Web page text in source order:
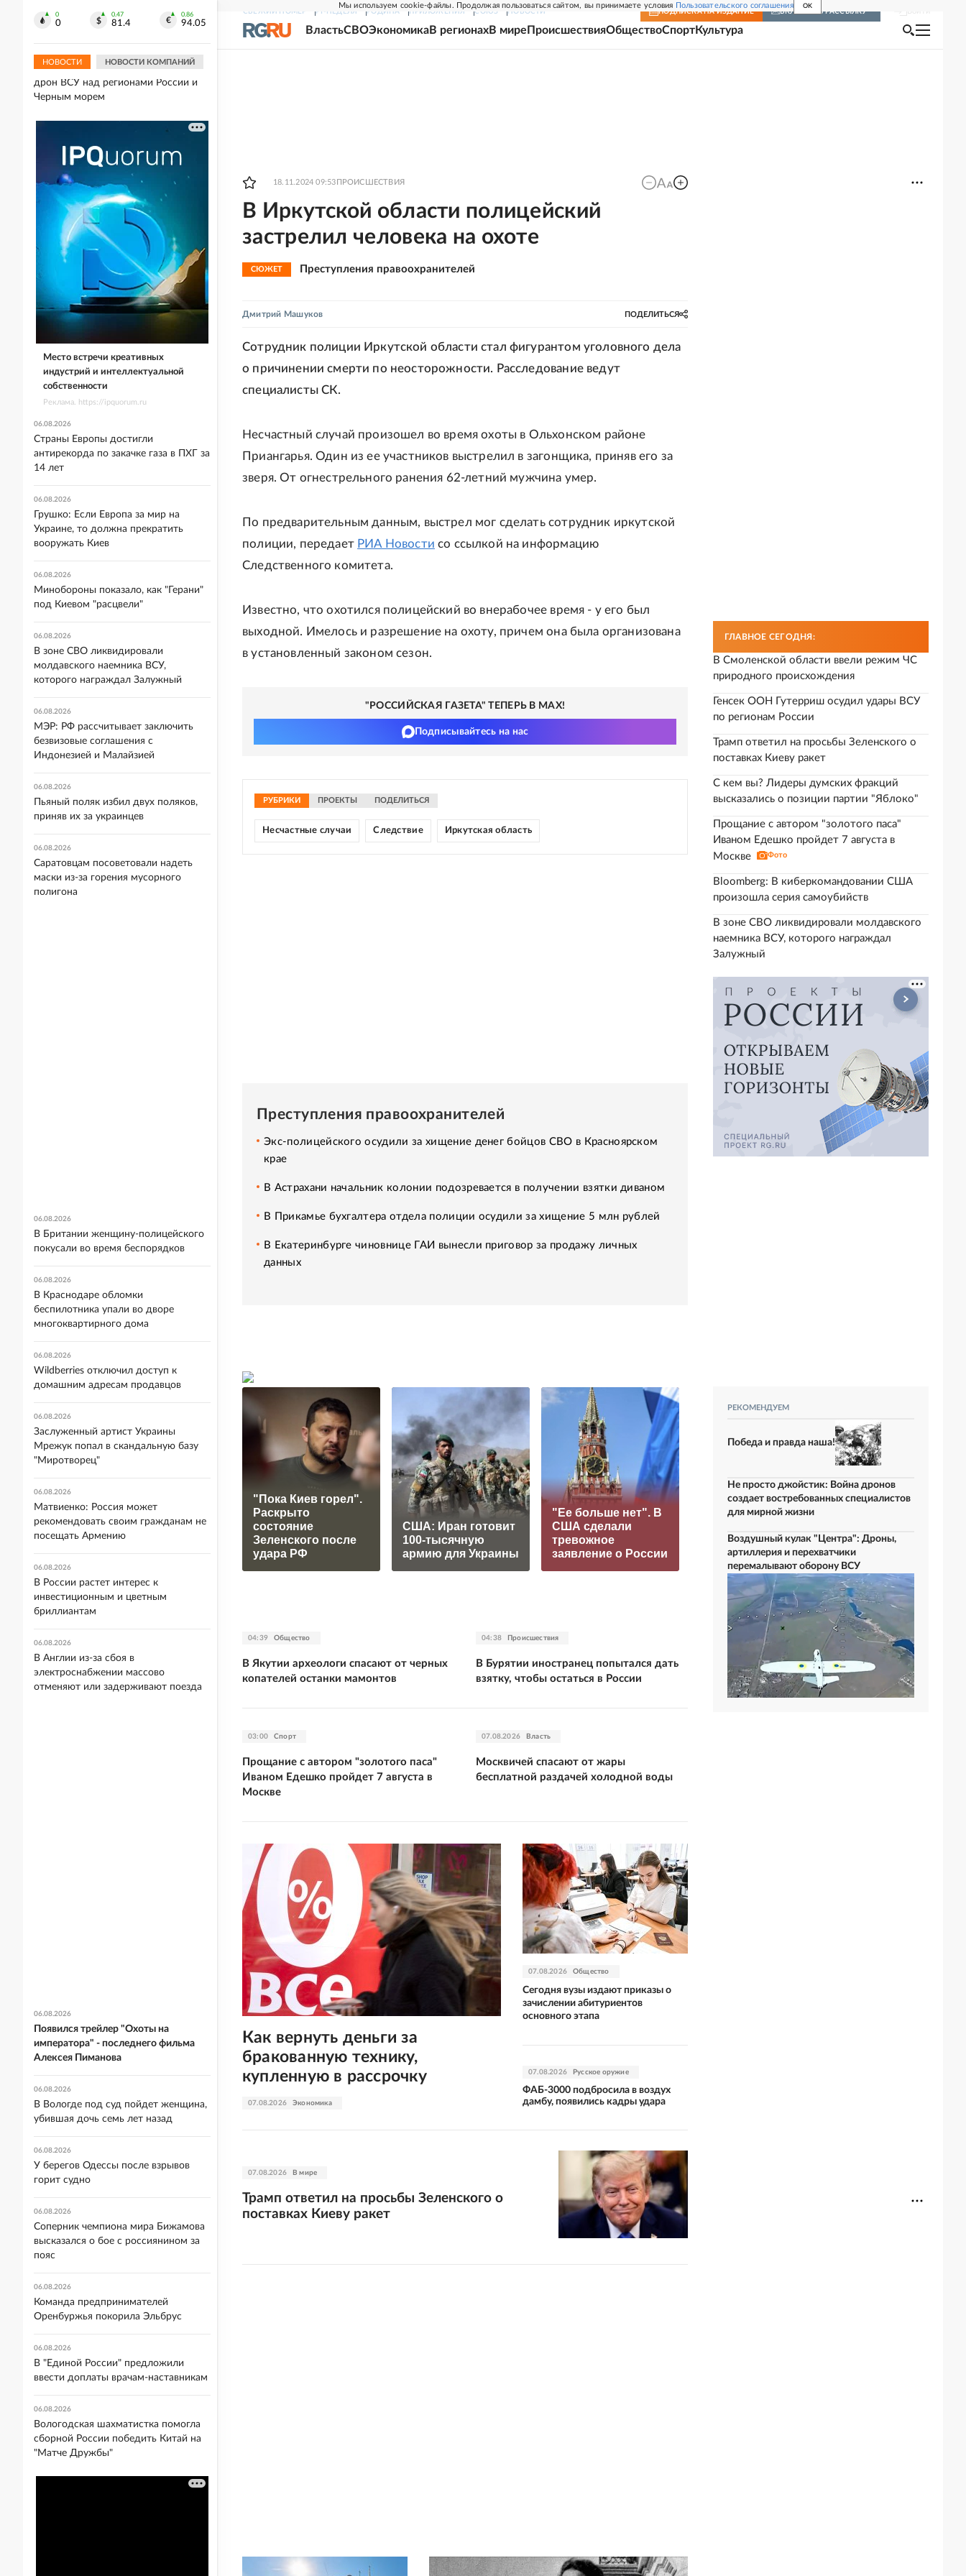
Мы используем cookie-файлы. Продолжая пользоваться сайтом, вы принимаете условия Пользовательского соглашения OK
СВЕЖИЙ НОМЕР РГ-НЕДЕЛЯ РОДИНА ПРИЛОЖЕНИЯ СОЮЗ НОВОСТИ ПОДПИСКА НА ИЗДАНИЕ ВКЛЮЧИТЬ РАССЫЛКУ
ВластьСВОЭкономикаВ регионахВ мире ПроисшествияОбществоСпортКультура
18.11.2024 09:53 ПРОИСШЕСТВИЯ
В Иркутской области полицейский
застрелил человека на охоте
СЮЖЕТ Преступления правоохранителей
Дмитрий Машуков ПОДЕЛИТЬСЯ
Сотрудник полиции Иркутской области стал фигурантом уголовного дела
о причинении смерти по неосторожности. Расследование ведут
специалисты СК.
Несчастный случай произошел во время охоты в Ольхонском районе
Приангарья. Один из ее участников выстрелил в загонщика, приняв его за
зверя. От огнестрельного ранения 62-летний мужчина умер.
По предварительным данным, выстрел мог сделать сотрудник иркутской
полиции, передает РИА Новости со ссылкой на информацию
Следственного комитета.
Известно, что охотился полицейский во внерабочее время - у его был
выходной. Имелось и разрешение на охоту, причем она была организована
в установленный законом сезон.
"РОССИЙСКАЯ ГАЗЕТА" ТЕПЕРЬ В MAX!
Подписывайтесь на нас
РУБРИКИ ПРОЕКТЫ ПОДЕЛИТЬСЯ
Несчастные случаи Следствие Иркутская область
Преступления правоохранителей
Экс-полицейского осудили за хищение денег бойцов СВО в Красноярском
крае
В Астрахани начальник колонии подозревается в получении взятки диваном
В Прикамье бухгалтера отдела полиции осудили за хищение 5 млн рублей
В Екатеринбурге чиновнице ГАИ вынесли приговор за продажу личных
данных
"Пока Киев горел".
Раскрыто
состояние
Зеленского после
удара РФ
США: Иран готовит
100-тысячную
армию для Украины
"Ее больше нет". В
США сделали
тревожное
заявление о России
«Это конец всего»:
Захарова
а фестиваль в
Юрмале
заявление о
завершении СВО
04:39 Общество
В Якутии археологи спасают от черных
копателей останки мамонтов
04:38 Происшествия
В Бурятии иностранец попытался дать
взятку, чтобы остаться в России
03:00 Спорт
Прощание с автором "золотого паса"
Иваном Едешко пройдет 7 августа в
Москве
07.08.2026 Власть
Москвичей спасают от жары
бесплатной раздачей холодной воды
07.08.2026 Экономика
Как вернуть деньги за
бракованную технику,
купленную в рассрочку
07.08.2026 Общество
Сегодня вузы издают приказы о
зачислении абитуриентов
основного этапа
07.08.2026 Русское оружие
ФАБ-3000 подбросила в воздух
дамбу, появились кадры удара
07.08.2026 В мире
Трамп ответил на просьбы Зеленского о
поставках Киеву ракет
ГЛАВНОЕ СЕГОДНЯ:
В Смоленской области ввели режим ЧС
природного происхождения
Генсек ООН Гутерриш осудил удары ВСУ
по регионам России
Трамп ответил на просьбы Зеленского о
поставках Киеву ракет
С кем вы? Лидеры думских фракций
высказались о позиции партии "Яблоко"
Прощание с автором "золотого паса"
Иваном Едешко пройдет 7 августа в
Москве
Фото
Bloomberg: В киберкомандовании США
произошла серия самоубийств
В зоне СВО ликвидировали молдавского
наемника ВСУ, которого награждал
Залужный
РЕКОМЕНДУЕМ
Победа и правда наша!
Не просто джойстик: Война дронов
создает востребованных специалистов
для мирной жизни
Воздушный кулак "Центра": Дроны,
артиллерия и перехватчики
перемалывают оборону ВСУ
0
0
0.47
81.4
0.86
94.05
НОВОСТИ НОВОСТИ КОМПАНИЙ
добропольском направлении
06.08.2026
Средства ПВО сбили за день 281
дрон ВСУ над регионами России и
Черным морем
Место встречи креативных
индустрий и интеллектуальной
собственности
Реклама. https://ipquorum.ru
06.08.2026
Страны Европы достигли
антирекорда по закачке газа в ПХГ за
14 лет
06.08.2026
Грушко: Если Европа за мир на
Украине, то должна прекратить
вооружать Киев
06.08.2026
Минобороны показало, как "Герани"
под Киевом "расцвели"
06.08.2026
В зоне СВО ликвидировали
молдавского наемника ВСУ,
которого награждал Залужный
06.08.2026
МЭР: РФ рассчитывает заключить
безвизовые соглашения с
Индонезией и Малайзией
06.08.2026
Пьяный поляк избил двух поляков,
приняв их за украинцев
06.08.2026
Саратовцам посоветовали надеть
маски из-за горения мусорного
полигона
06.08.2026
В Британии женщину-полицейского
покусали во время беспорядков
06.08.2026
В Краснодаре обломки
беспилотника упали во дворе
многоквартирного дома
06.08.2026
Wildberries отключил доступ к
домашним адресам продавцов
06.08.2026
Заслуженный артист Украины
Мрежук попал в скандальную базу
"Миротворец"
06.08.2026
Матвиенко: Россия может
рекомендовать своим гражданам не
посещать Армению
06.08.2026
В России растет интерес к
инвестиционным и цветным
бриллиантам
06.08.2026
В Англии из-за сбоя в
электроснабжении массово
отменяют или задерживают поезда
06.08.2026
Появился трейлер "Охоты на
императора" - последнего фильма
Алексея Пиманова
06.08.2026
В Вологде под суд пойдет женщина,
убившая дочь семь лет назад
06.08.2026
У берегов Одессы после взрывов
горит судно
06.08.2026
Соперник чемпиона мира Бижамова
высказался о бое с россиянином за
пояс
06.08.2026
Команда предпринимателей
Оренбуржья покорила Эльбрус
06.08.2026
В "Единой России" предложили
ввести доплаты врачам-наставникам
06.08.2026
Вологодская шахматистка помогла
сборной России победить Китай на
"Матче Дружбы"